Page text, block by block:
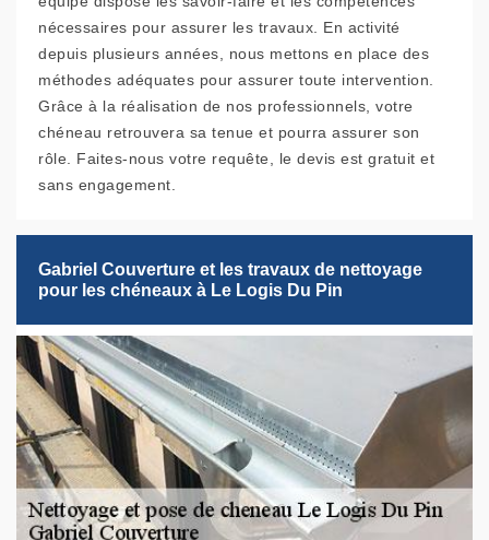
nécessaires pour assurer les travaux. En activité
depuis plusieurs années, nous mettons en place des
méthodes adéquates pour assurer toute intervention.
Grâce à la réalisation de nos professionnels, votre
chéneau retrouvera sa tenue et pourra assurer son
rôle. Faites-nous votre requête, le devis est gratuit et
sans engagement.
Gabriel Couverture et les travaux de nettoyage
pour les chéneaux à Le Logis Du Pin